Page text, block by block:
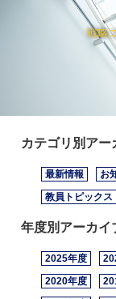
戦略
カテゴリ別アー
最新情報 お
教員トピックス
年度別アーカイ
2025年度
2020年度